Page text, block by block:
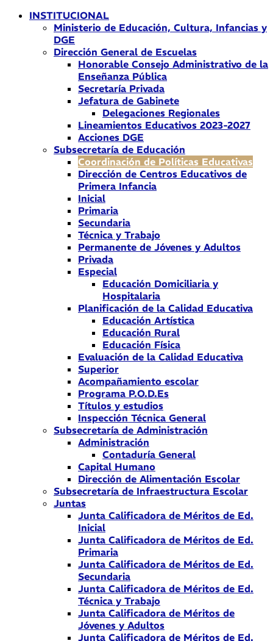
INSTITUCIONAL
Ministerio de Educación, Cultura, Infancias y
DGE
Dirección General de Escuelas
Honorable Consejo Administrativo de la
Enseñanza Pública
Secretaría Privada
Jefatura de Gabinete
Delegaciones Regionales
Lineamientos Educativos 2023-2027
Acciones DGE
Subsecretaría de Educación
Coordinación de Políticas Educativas
Dirección de Centros Educativos de
Primera Infancia
Inicial
Primaria
Secundaria
Técnica y Trabajo
Permanente de Jóvenes y Adultos
Privada
Especial
Educación Domiciliaria y
Hospitalaria
Planificación de la Calidad Educativa
Educación Artística
Educación Rural
Educación Física
Evaluación de la Calidad Educativa
Superior
Acompañamiento escolar
Programa P.O.D.Es
Títulos y estudios
Inspección Técnica General
Subsecretaría de Administración
Administración
Contaduría General
Capital Humano
Dirección de Alimentación Escolar
Subsecretaría de Infraestructura Escolar
Juntas
Junta Calificadora de Méritos de Ed.
Inicial
Junta Calificadora de Méritos de Ed.
Primaria
Junta Calificadora de Méritos de Ed.
Secundaria
Junta Calificadora de Méritos de Ed.
Técnica y Trabajo
Junta Calificadora de Méritos de
Jóvenes y Adultos
Junta Calificadora de Méritos de Ed.